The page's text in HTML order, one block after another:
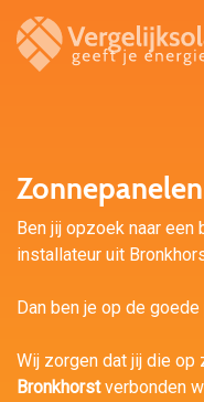
Ben jij opzoek naar een
installateur uit
Dan ben je op de goede
Wij zorgen dat jij die op
Bronkhorstverbonden